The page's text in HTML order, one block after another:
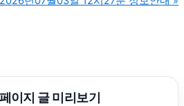
남양주이혼전문변호사
의정부형사변호사
이지 글 미리보기